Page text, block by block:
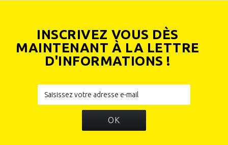
INSCRIVEZ VOUS DÈS
MAINTENANT À LA LETTRE
D'INFORMATIONS !
OK